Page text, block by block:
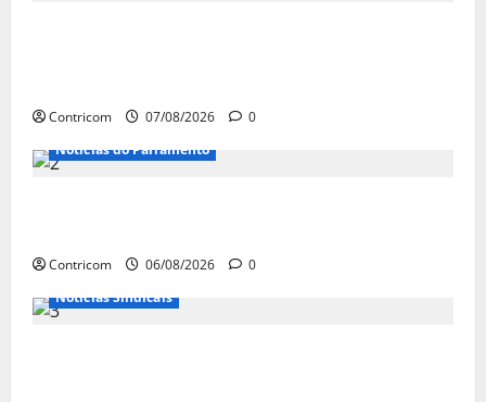
Contricom 07/08/2026
0
Notícias do Parlamento
Contricom 06/08/2026
0
Notícias Sindicais